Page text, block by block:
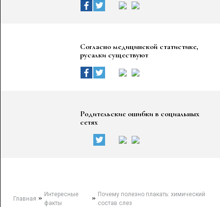
Согласно медицинской статистике,
русалки существуют
Родительские ошибки в социальных
сетях
Главная » Интересные
факты
» Почему полезно плакать: химический
состав слез